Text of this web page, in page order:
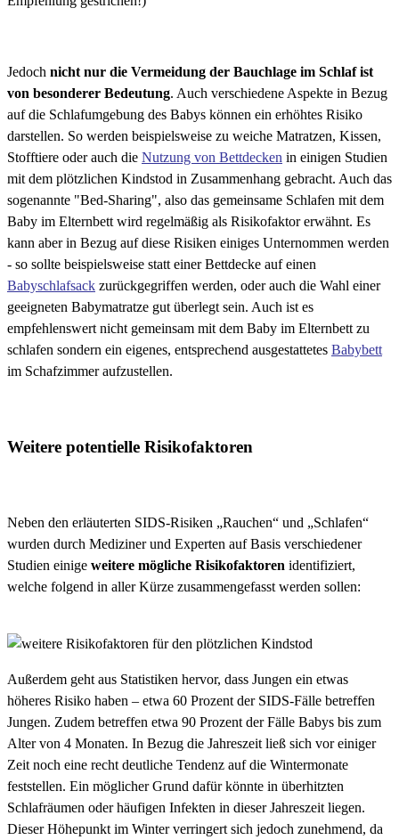
Jedoch nicht nur die Vermeidung der Bauchlage im Schlaf ist
von besonderer Bedeutung. Auch verschiedene Aspekte in Bezug
auf die Schlafumgebung des Babys können ein erhöhtes Risiko
darstellen. So werden beispielsweise zu weiche Matratzen, Kissen,
Stofftiere oder auch die Nutzung von Bettdecken in einigen Studien
mit dem plötzlichen Kindstod in Zusammenhang gebracht. Auch das
sogenannte "Bed-Sharing", also das gemeinsame Schlafen mit dem
Baby im Elternbett wird regelmäßig als Risikofaktor erwähnt. Es
kann aber in Bezug auf diese Risiken einiges Unternommen werden
- so sollte beispielsweise statt einer Bettdecke auf einen
Babyschlafsack zurückgegriffen werden, oder auch die Wahl einer
geeigneten Babymatratze gut überlegt sein. Auch ist es
empfehlenswert nicht gemeinsam mit dem Baby im Elternbett zu
schlafen sondern ein eigenes, entsprechend ausgestattetes Babybett
im Schafzimmer aufzustellen.
Weitere potentielle Risikofaktoren
Neben den erläuterten SIDS-Risiken „Rauchen“ und „Schlafen“
wurden durch Mediziner und Experten auf Basis verschiedener
Studien einige weitere mögliche Risikofaktoren identifiziert,
welche folgend in aller Kürze zusammengefasst werden sollen:
Außerdem geht aus Statistiken hervor, dass Jungen ein etwas
höheres Risiko haben – etwa 60 Prozent der SIDS-Fälle betreffen
Jungen. Zudem betreffen etwa 90 Prozent der Fälle Babys bis zum
Alter von 4 Monaten. In Bezug die Jahreszeit ließ sich vor einiger
Zeit noch eine recht deutliche Tendenz auf die Wintermonate
feststellen. Ein möglicher Grund dafür könnte in überhitzten
Schlafräumen oder häufigen Infekten in dieser Jahreszeit liegen.
Dieser Höhepunkt im Winter verringert sich jedoch zunehmend, da